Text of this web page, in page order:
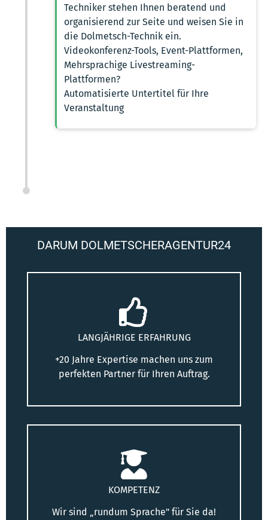
Techniker stehen Ihnen beratend und
organisierend zur Seite und weisen Sie in
die Dolmetsch-Technik ein.
Videokonferenz-Tools, Event-Plattformen,
Mehrsprachige Livestreaming-
Plattformen?
Automatisierte Untertitel für Ihre
Veranstaltung
DARUM DOLMETSCHERAGENTUR24
LANGJÄHRIGE ERFAHRUNG
+20 Jahre Expertise machen uns zum
perfekten Partner für Ihren Auftrag.
KOMPETENZ
Wir sind „rundum Sprache" für Sie da!